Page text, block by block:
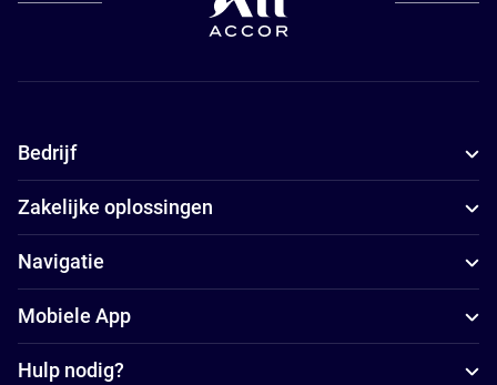
Bedrijf
Zakelijke oplossingen
Navigatie
Mobiele App
Hulp nodig?